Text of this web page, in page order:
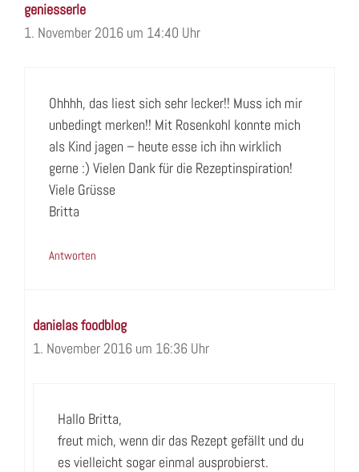
geniesserle
1. November 2016 um 14:40 Uhr
Ohhhh, das liest sich sehr lecker!! Muss ich mir
unbedingt merken!! Mit Rosenkohl konnte mich
als Kind jagen – heute esse ich ihn wirklich
gerne :) Vielen Dank für die Rezeptinspiration!
Viele Grüsse
Britta
Antworten
danielas foodblog
1. November 2016 um 16:36 Uhr
Hallo Britta,
freut mich, wenn dir das Rezept gefällt und du
es vielleicht sogar einmal ausprobierst.